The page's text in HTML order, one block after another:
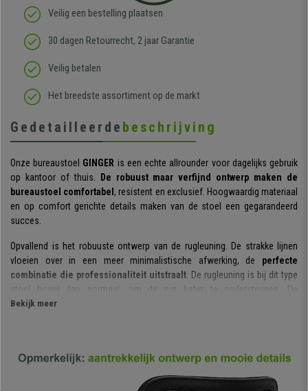
Veilig een bestelling plaatsen
30 dagen Retourrecht, 2 jaar Garantie
Veilig betalen
Het breedste assortiment op de markt
Gedetailleerde beschrijving
Onze bureaustoel GINGER is een echte allrounder voor dagelijks gebruik
op kantoor of thuis.
De robuust maar verfijnd ontwerp maken de
bureaustoel comfortabel, resistent en exclusief. Hoogwaardig materiaal
en op comfort gerichte details maken van de stoel een gegarandeerd
succes.
Opvallend is het robuuste ontwerp van de rugleuning. De strakke lijnen
vloeien over in een meer minimalistische afwerking, de perfecte
combinatie die professionaliteit uitstraalt. De rugleuning is bij dit type
stoel hoger dan normaal, om de rug beter te ondersteunen. De
ademende netstofbekleding
is een systeem dat meer bewegingsvrijheid biedt, wat zeer handig is bij
rugleuning vastzetten of flexibel laten
en bovendien de weerstand aanpassen waarmee deze kantelt.
Bekijk meer